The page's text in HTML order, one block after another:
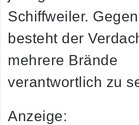
Schiffweiler.
besteht der
mehrere Brände
verantwortlich zu
Anzeige: